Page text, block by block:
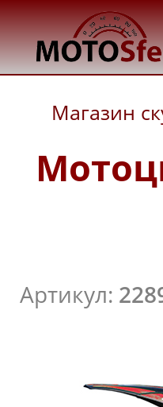
Магазин
Артикул: